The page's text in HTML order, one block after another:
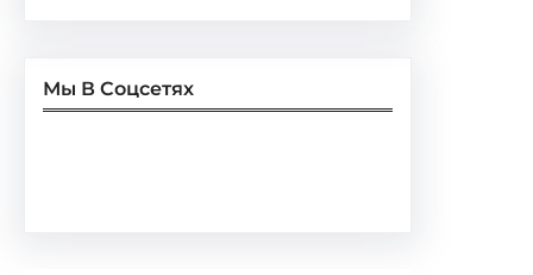
Мы В Соцсетях